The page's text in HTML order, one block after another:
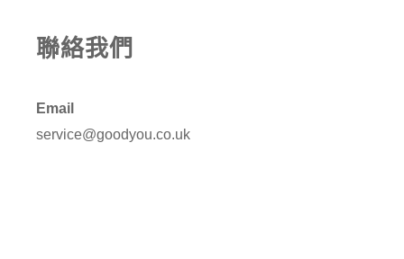
聯絡我們
Email
service@goodyou.co.uk